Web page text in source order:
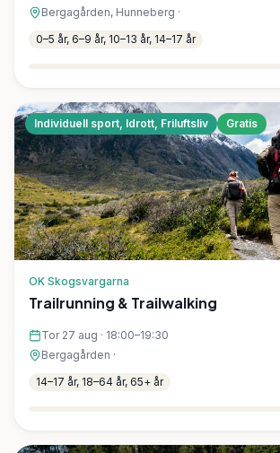
Bergagården, Hunneberg ·
0–5 år, 6–9 år, 10–13 år, 14–17 år
Individuell sport, Idrott, Friluftsliv Gratis
OK Skogsvargarna
Trailrunning & Trailwalking
Tor 27 aug · 18:00–19:30
Bergagården ·
14–17 år, 18–64 år, 65+ år